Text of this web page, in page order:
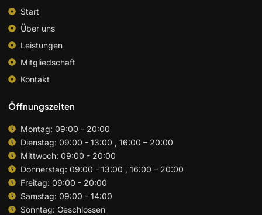
Start
Über uns
Leistungen
Mitgliedschaft
Kontakt
Öffnungszeiten
Montag: 09:00 - 20:00
Dienstag: 09:00 - 13:00 , 16:00 – 20:00
Mittwoch: 09:00 - 20:00
Donnerstag: 09:00 - 13:00 , 16:00 – 20:00
Freitag: 09:00 - 20:00
Samstag: 09:00 - 14:00
Sonntag: Geschlossen